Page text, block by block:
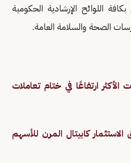
بكافة اللوائح الإرشادية الحكومية
الصحة والسلامة العامة.
5 شركات الأكثر ارتفاعًا في ختام تعاملات
كابيتال المرن للأسهم